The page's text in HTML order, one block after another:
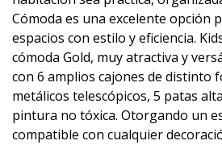
Cómoda es una excelente opción
espacios con estilo y eficiencia.
cómoda Gold, muy atractiva y
con 6 amplios cajones de distinto
metálicos telescópicos, 5 patas
pintura no tóxica. Otorgando un
compatible con cualquier